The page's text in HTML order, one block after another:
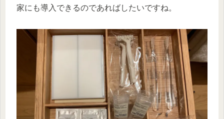
家にも導入できるのであればしたいですね。